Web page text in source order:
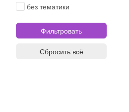
без тематики
Сбросить всё